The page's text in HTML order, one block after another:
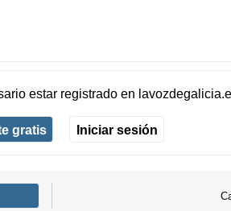
estar registradoen
gratis Iniciar sesión